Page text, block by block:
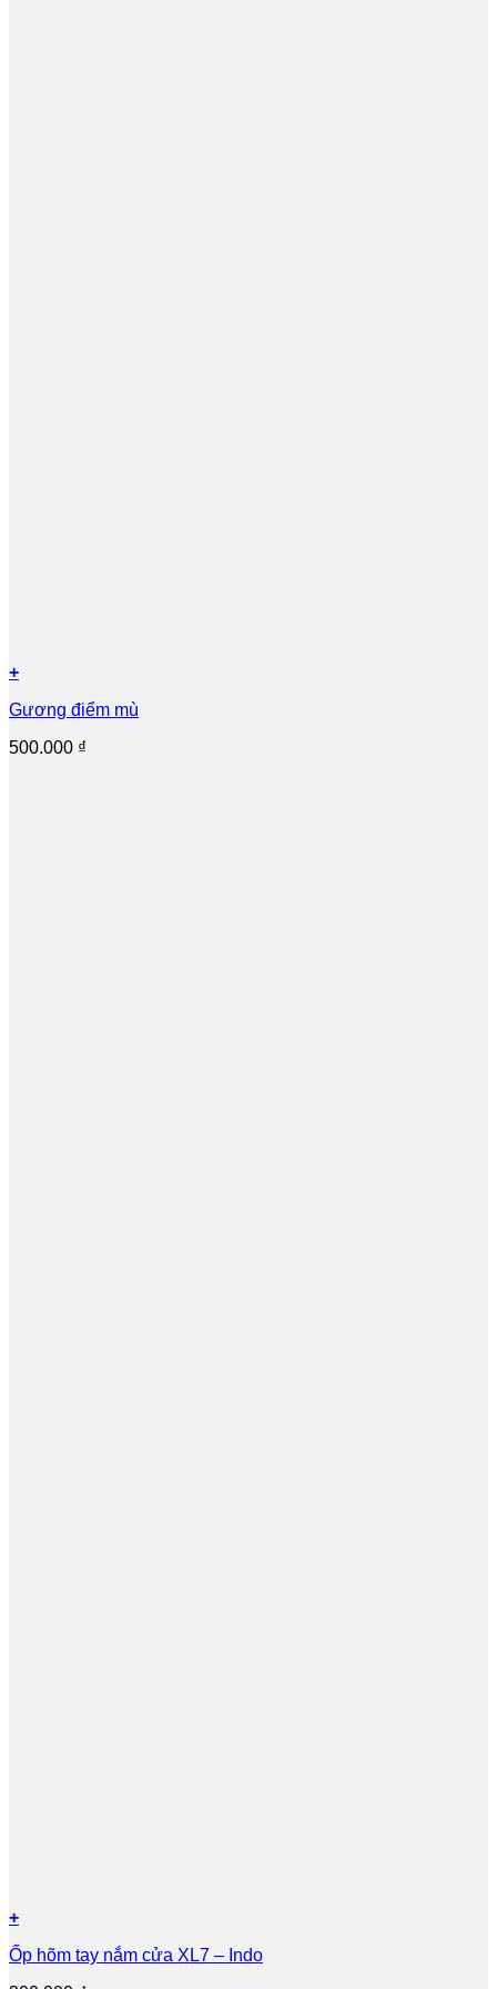
+
Gương điểm mù
500.000 ₫
+
Ốp hõm tay nắm cửa XL7 – Indo